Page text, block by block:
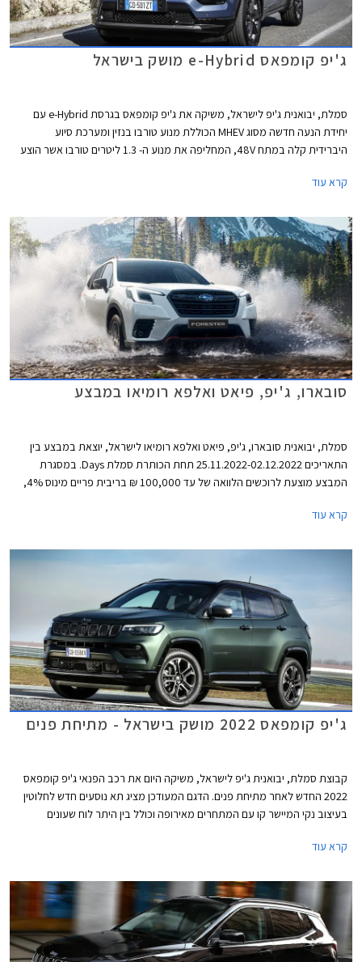
ג'יפ קומפאס e-Hybrid מושק בישראל
סמלת, יבואנית ג'יפ לישראל, משיקה את ג'יפ קומפאס בגרסת e-Hybrid עם
יחידת הנעה חדשה מסוג MHEV הכוללת מנוע טורבו בנזין ומערכת סיוע
היברידית קלה במתח 48V, המחליפה את מנוע ה- 1.3 ליטרים טורבו אשר הוצע
קרא עוד
סובארו, ג'יפ, פיאט ואלפא רומיאו במבצע
סמלת, יבואנית סובארו, ג'יפ, פיאט ואלפא רומיאו לישראל, יוצאת במבצע בין
התאריכים 25.11.2022-02.12.2022 תחת הכותרת סמלת Days. במסגרת
המבצע מוצעת לרוכשים הלוואה של עד 100,000 ₪ בריבית פריים מינוס 4%,
וכוללים עמלת הקמה בסך 1.5% ממחיר הרכב ודמי משכון ושעבוד בסך 350 ₪,
קרא עוד
ג'יפ קומפאס 2022 מושק בישראל - מתיחת פנים
קבוצת סמלת, יבואנית ג'יפ לישראל, משיקה היום את רכב הפנאי ג'יפ קומפאס
2022 החדש לאחר מתיחת פנים. הדגם המעודכן מציג תא נוסעים חדש לחלוטין
בעיצוב נקי המיישר קו עם המתחרים מאירופה וכולל בין היתר לוח שעונים
שלוש ביחס לדגם הקודם, ורמת גימור גבוהה יותר הודות לדיפונים חדשים וחומרים
עם פנסי לד חדשים.
קרא עוד